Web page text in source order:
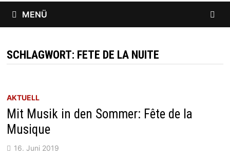
MENÜ
SCHLAGWORT: FETE DE LA NUITE
AKTUELL
Mit Musik in den Sommer: Fête de la
Musique
16. Juni 2019